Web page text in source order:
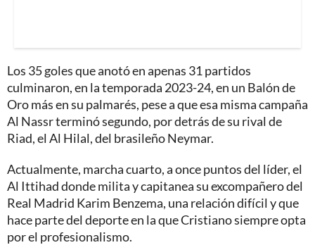
Los 35 goles que anotó en apenas 31 partidos
culminaron, en la temporada 2023-24, en un Balón de
Oro más en su palmarés, pese a que esa misma campaña
Al Nassr terminó segundo, por detrás de su rival de
Riad, el Al Hilal, del brasileño Neymar.
Actualmente, marcha cuarto, a once puntos del líder, el
Al Ittihad donde milita y capitanea su excompañero del
Real Madrid Karim Benzema, una relación difícil y que
hace parte del deporte en la que Cristiano siempre opta
por el profesionalismo.